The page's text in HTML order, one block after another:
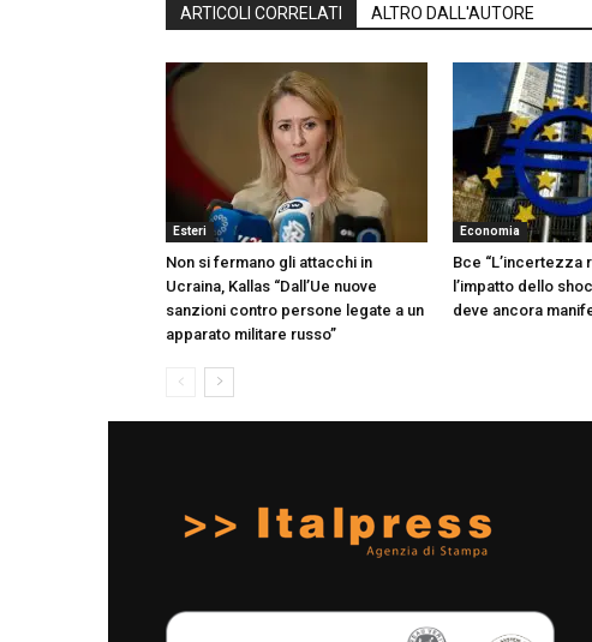
ARTICOLI CORRELATI ALTRO DALL'AUTORE
Esteri
Non si fermano gli attacchi in
Ucraina, Kallas “Dall’Ue nuove
sanzioni contro persone legate a un
apparato militare russo”
Economia
Bce “L’incertezza
l’impatto dello
deve ancora